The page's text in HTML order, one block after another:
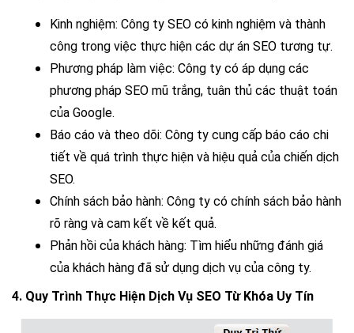
Kinh nghiệm: Công ty SEO có kinh nghiệm và thành
công trong việc thực hiện các dự án SEO tương tự.
Phương pháp làm việc: Công ty có áp dụng các
phương pháp SEO mũ trắng, tuân thủ các thuật toán
của Google.
Báo cáo và theo dõi: Công ty cung cấp báo cáo chi
tiết về quá trình thực hiện và hiệu quả của chiến dịch
SEO.
Chính sách bảo hành: Công ty có chính sách bảo hành
rõ ràng và cam kết về kết quả.
Phản hồi của khách hàng: Tìm hiểu những đánh giá
của khách hàng đã sử dụng dịch vụ của công ty.
4. Quy Trình Thực Hiện Dịch Vụ SEO Từ Khóa Uy Tín